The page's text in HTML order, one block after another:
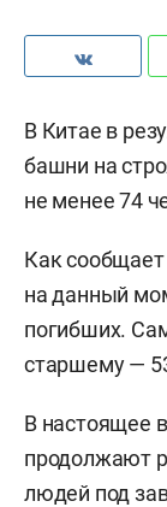
В Китае в
башни на
не менее 74
Как сообщает
на данный
погибших.
старшему —
В настоящее
продолжают
людей под